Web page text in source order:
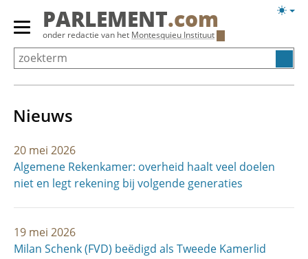
Overslaan
Primair
menu
tonen/verbergen
PARLEMENT.com
onder redactie van het Montesquieu Instituut
Nieuws
20 mei 2026
Algemene Rekenkamer: overheid haalt veel doelen
niet en legt rekening bij volgende generaties
19 mei 2026
Milan Schenk (FVD) beëdigd als Tweede Kamerlid